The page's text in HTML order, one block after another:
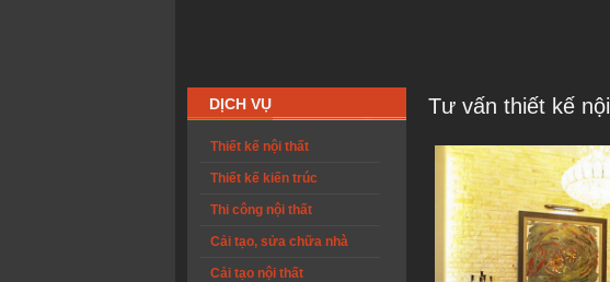
DỊCH VỤ
Thiết kế nội thất
Thiết kế kiến trúc
Thi công nội thất
Cải tạo, sửa chữa nhà
Cải tạo nội thất
Tư vấn thiết kế